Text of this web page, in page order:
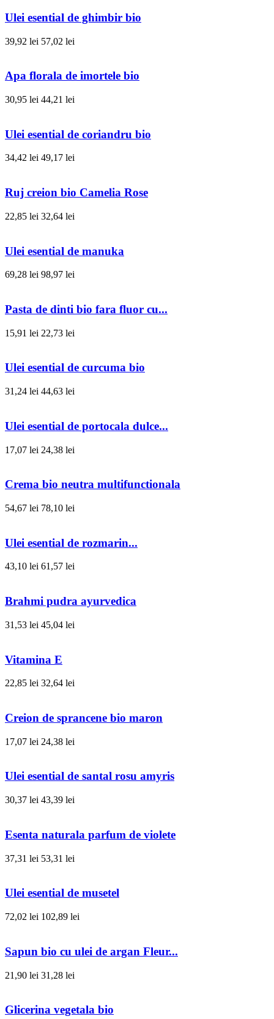
Ulei esential de ghimbir bio
39,92 lei 57,02 lei
Apa florala de imortele bio
30,95 lei 44,21 lei
Ulei esential de coriandru bio
34,42 lei 49,17 lei
Ruj creion bio Camelia Rose
22,85 lei 32,64 lei
Ulei esential de manuka
69,28 lei 98,97 lei
Pasta de dinti bio fara fluor cu...
15,91 lei 22,73 lei
Ulei esential de curcuma bio
31,24 lei 44,63 lei
Ulei esential de portocala dulce...
17,07 lei 24,38 lei
Crema bio neutra multifunctionala
54,67 lei 78,10 lei
Ulei esential de rozmarin...
43,10 lei 61,57 lei
Brahmi pudra ayurvedica
31,53 lei 45,04 lei
Vitamina E
22,85 lei 32,64 lei
Creion de sprancene bio maron
17,07 lei 24,38 lei
Ulei esential de santal rosu amyris
30,37 lei 43,39 lei
Esenta naturala parfum de violete
37,31 lei 53,31 lei
Ulei esential de musetel
72,02 lei 102,89 lei
Sapun bio cu ulei de argan Fleur...
21,90 lei 31,28 lei
Glicerina vegetala bio